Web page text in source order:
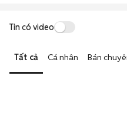
Giao dịch thực tế: Việc
Tin có video
Tất cả Cá nhân Bán